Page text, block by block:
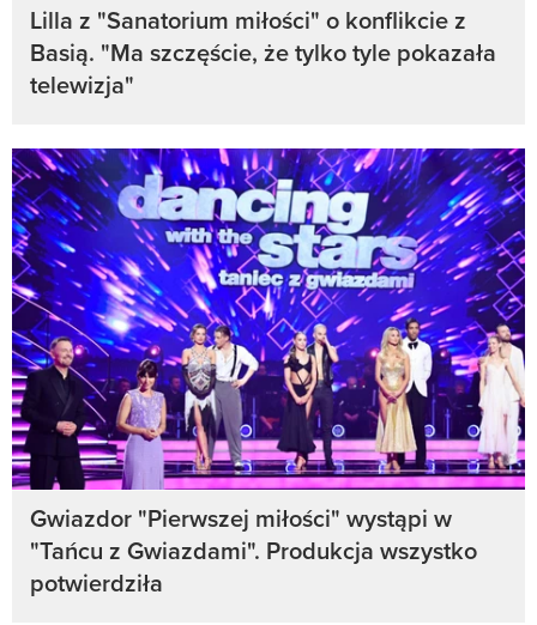
Lilla z "Sanatorium miłości" o konflikcie z
Basią. "Ma szczęście, że tylko tyle pokazała
telewizja"
Gwiazdor "Pierwszej miłości" wystąpi w
"Tańcu z Gwiazdami". Produkcja wszystko
potwierdziła